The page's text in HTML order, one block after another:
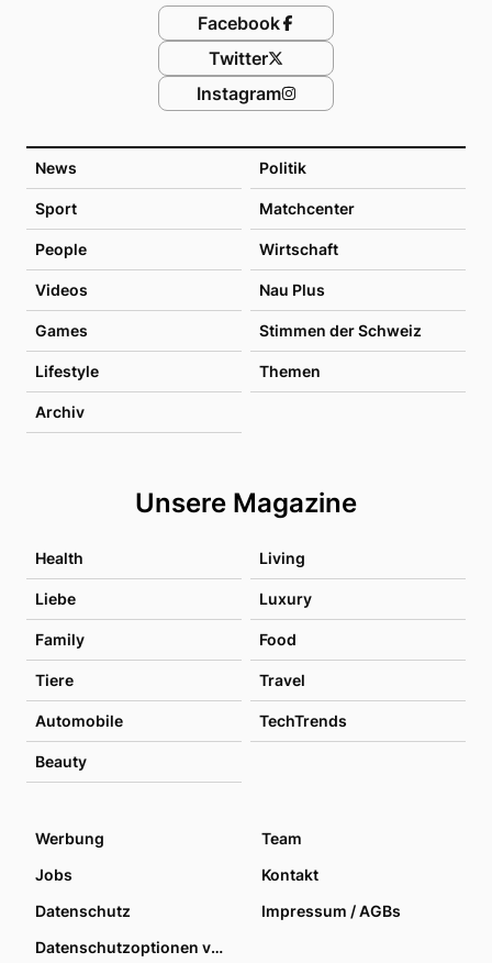
News Politik
Sport Matchcenter
People Wirtschaft
Videos Nau Plus
Games Stimmen der Schweiz
Lifestyle Themen
Archiv
Unsere Magazine
Health Living
Liebe Luxury
Family Food
Tiere Travel
Automobile TechTrends
Beauty
Facebook
Twitter
Instagram
Werbung
Team
Jobs
Kontakt
Datenschutz
Impressum / AGBs
Datenschutzoptionen verwalten